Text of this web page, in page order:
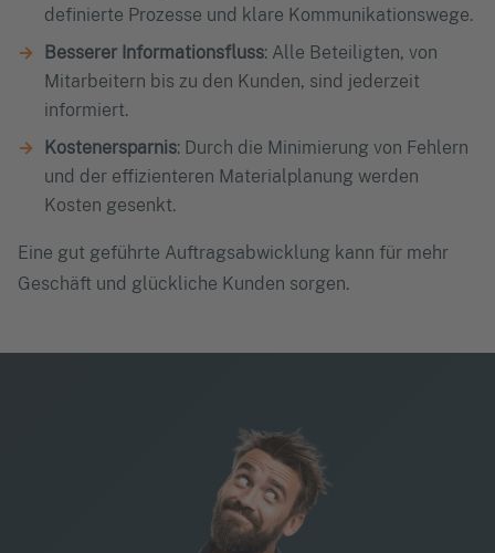
definierte Prozesse und klare Kommunikationswege.
Besserer Informationsfluss: Alle Beteiligten, von
Mitarbeitern bis zu den Kunden, sind jederzeit
informiert.
Kostenersparnis: Durch die Minimierung von Fehlern
und der effizienteren Materialplanung werden
Kosten gesenkt.
Eine gut geführte Auftragsabwicklung kann für mehr
Geschäft und glückliche Kunden sorgen.